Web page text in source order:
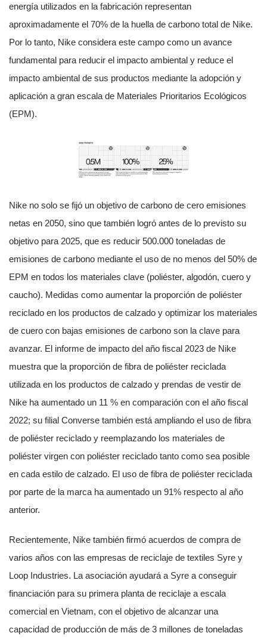
energía utilizados en la fabricación representan
aproximadamente el 70% de la huella de carbono total de Nike.
Por lo tanto, Nike considera este campo como un avance
fundamental para reducir el impacto ambiental y reduce el
impacto ambiental de sus productos mediante la adopción y
aplicación a gran escala de Materiales Prioritarios Ecológicos
(EPM).
Nike no solo se fijó un objetivo de carbono de cero emisiones
netas en 2050, sino que también logró antes de lo previsto su
objetivo para 2025, que es reducir 500.000 toneladas de
emisiones de carbono mediante el uso de no menos del 50% de
EPM en todos los materiales clave (poliéster, algodón, cuero y
caucho). Medidas como aumentar la proporción de poliéster
reciclado en los productos de calzado y optimizar los materiales
de cuero con bajas emisiones de carbono son la clave para
avanzar. El informe de impacto del año fiscal 2023 de Nike
muestra que la proporción de fibra de poliéster reciclada
utilizada en los productos de calzado y prendas de vestir de
Nike ha aumentado un 11 % en comparación con el año fiscal
2022; su filial Converse también está ampliando el uso de fibra
de poliéster reciclado y reemplazando los materiales de
poliéster virgen con poliéster reciclado tanto como sea posible
en cada estilo de calzado. El uso de fibra de poliéster reciclada
por parte de la marca ha aumentado un 91% respecto al año
anterior.
Recientemente, Nike también firmó acuerdos de compra de
varios años con las empresas de reciclaje de textiles Syre y
Loop Industries. La asociación ayudará a Syre a conseguir
financiación para su primera planta de reciclaje a escala
comercial en Vietnam, con el objetivo de alcanzar una
capacidad de producción de más de 3 millones de toneladas